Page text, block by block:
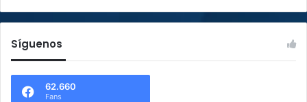
Síguenos
62.660
Fans